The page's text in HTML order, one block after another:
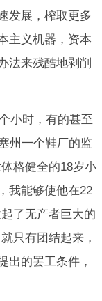
发展，榨取更多
主义机器，资本
法来残酷地剥削
小时，有的甚至
州一个鞋厂的监
格健全的18岁小
我能够使他在22
了无产者巨大的
只有团结起来，
出的罢工条件，